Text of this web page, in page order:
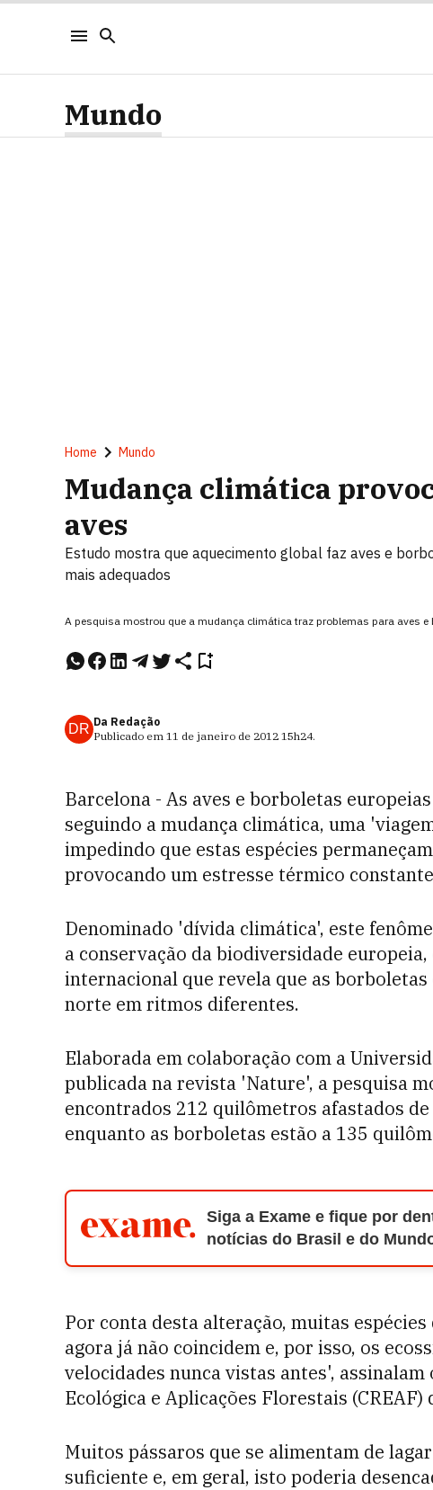
Mundo
Home Mundo
Mudança climática
aves
Estudo mostra que aquecimento global faz aves e
mais adequados
A pesquisa mostrou que a mudança climática traz problemas para aves
DR Da Redação
Publicado em 11 de janeiro de 2012 15h24.
Barcelona - As aves e borboletas
seguindo a mudança climática, uma
impedindo que estas espécies
provocando um estresse térmico
Denominado 'dívida climática', este
a conservação da biodiversidade
internacional que revela que as
norte em ritmos diferentes.
Elaborada em colaboração com a
publicada na revista 'Nature', a pesquisa
encontrados 212 quilômetros afastados
enquanto as borboletas estão a 135
Siga a Exame e fique por
notícias do Brasil e do
Por conta desta alteração, muitas
agora já não coincidem e, por isso, os
velocidades nunca vistas antes',
Ecológica e Aplicações Florestais
Muitos pássaros que se alimentam de
suficiente e, em geral, isto poderia